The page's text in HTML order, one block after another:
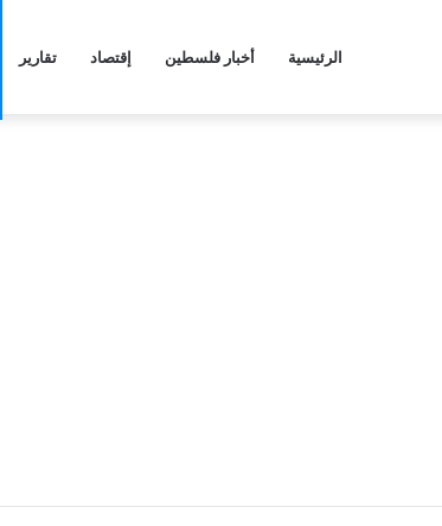
الرئيسية أخبار فلسطين إقتصاد تقارير